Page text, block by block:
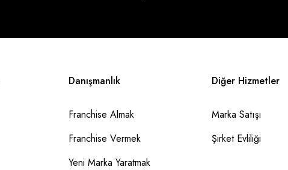
Danışmanlık
Franchise Almak
Franchise Vermek
Yeni Marka Yaratmak
Diğer Hizmetler
Marka Satışı
Şirket Evliliği